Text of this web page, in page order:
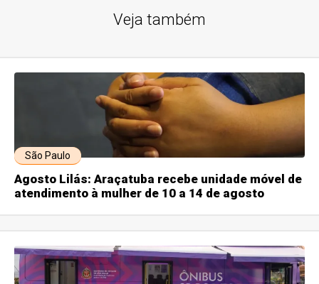
Veja também
São Paulo
Agosto Lilás: Araçatuba recebe unidade móvel de
atendimento à mulher de 10 a 14 de agosto